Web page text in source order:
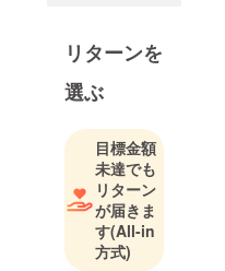
のメーカー
様の架け橋
となること
て、2023年
に創業した
ばかりの新
しい会社で
す。
リターンを
選ぶ
目標金額
未達でも
リターン
が届きま
す(All-in
方式)